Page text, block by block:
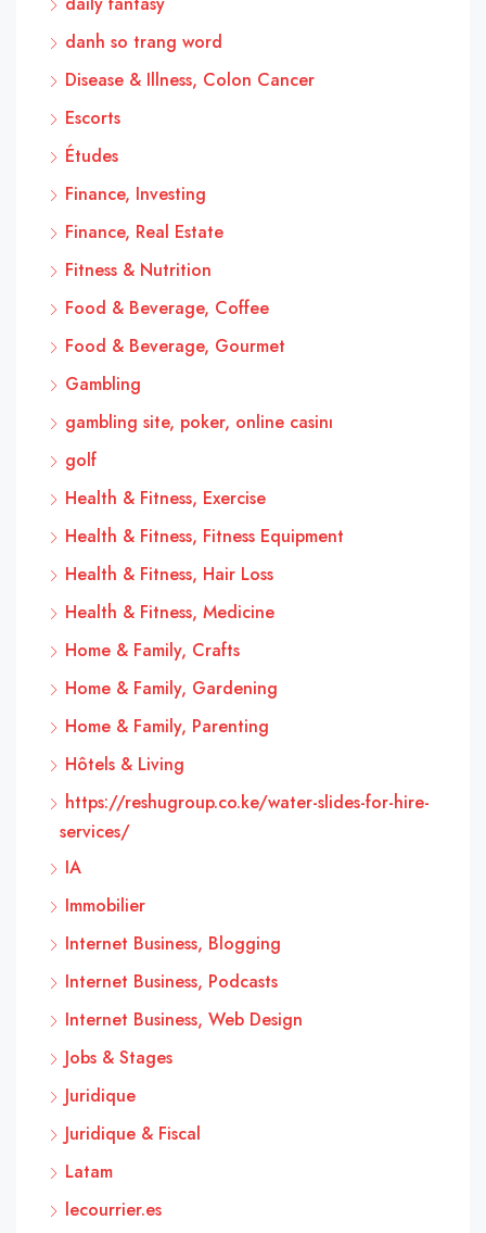
danh so trang word
Disease & Illness, Colon Cancer
Escorts
Études
Finance, Investing
Finance, Real Estate
Fitness & Nutrition
Food & Beverage, Coffee
Food & Beverage, Gourmet
Gambling
gambling site, poker, online casinı
golf
Health & Fitness, Exercise
Health & Fitness, Fitness Equipment
Health & Fitness, Hair Loss
Health & Fitness, Medicine
Home & Family, Crafts
Home & Family, Gardening
Home & Family, Parenting
Hôtels & Living
https://reshugroup.co.ke/water-slides-for-hire-
services/
IA
Immobilier
Internet Business, Blogging
Internet Business, Podcasts
Internet Business, Web Design
Jobs & Stages
Juridique
Juridique & Fiscal
Latam
lecourrier.es